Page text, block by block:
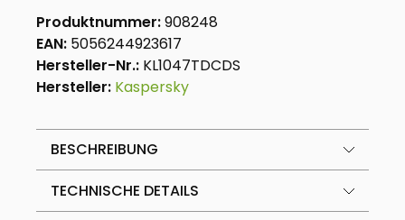
Produktnummer:908248
EAN: 5056244923617
Hersteller-Nr.: KL1047TDCDS
Hersteller: Kaspersky
BESCHREIBUNG
TECHNISCHE DETAILS